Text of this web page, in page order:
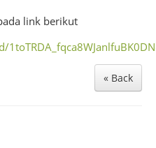
link berikut
« Back